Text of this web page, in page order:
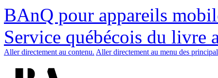
BAnQ pour appareils
Service québécois du livre
Aller directement au contenu. Aller directement au menu des